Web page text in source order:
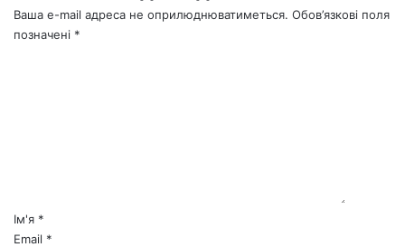
Ваша e-mail адреса не оприлюднюватиметься. Обов’язкові поля
позначені *
*Ім'я *
Email *